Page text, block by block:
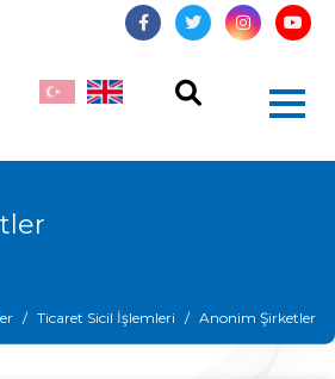
Ticaret Sicil İşlemleri Anonim Şirketler